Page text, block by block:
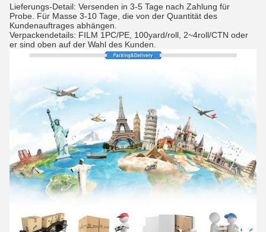
Lieferungs-Detail: Versenden in 3-5 Tage nach Zahlung für
Probe. Für Masse 3-10 Tage, die von der Quantität des
Kundenauftrages abhängen.
Verpackendetails: FILM 1PC/PE, 100yard/roll, 2~4roll/CTN oder
er sind oben auf der Wahl des Kunden.